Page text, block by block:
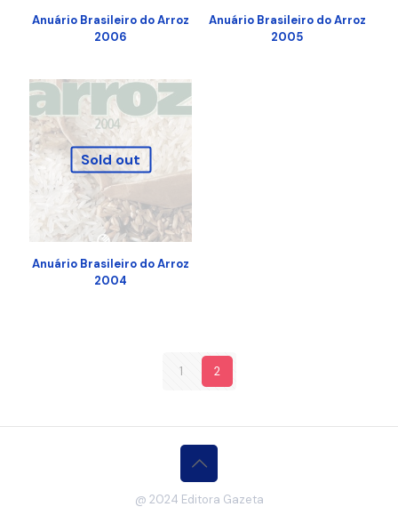
Anuário Brasileiro do Arroz
2006
Anuário Brasileiro do Arroz
2005
Sold out
Anuário Brasileiro do Arroz
2004
1 2
@ 2024 Editora Gazeta